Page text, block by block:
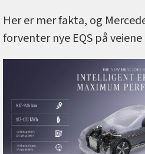
Her er mer fakta, og
forventer nye EQS på